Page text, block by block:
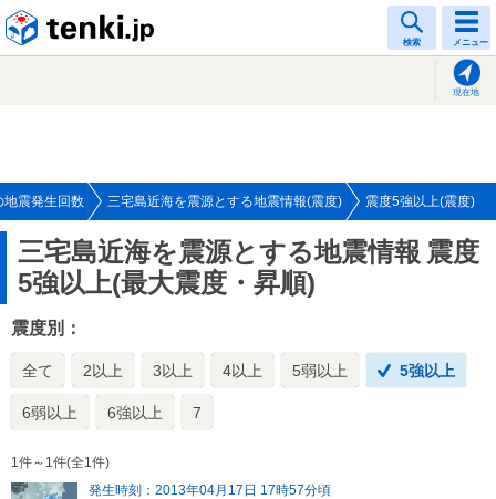
検索 メニュー
現在地
地震発生回数 三宅島近海を震源とする地震情報(震度) 震度5強以上(震度)
三宅島近海を震源とする地震情報 震度
5強以上(最大震度・昇順)
震度別：
全て 2以上 3以上 4以上 5弱以上 5強以上
6弱以上 6強以上 7
1件～1件(全1件)
発生時刻：2013年04月17日 17時57分頃